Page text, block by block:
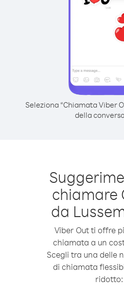
Seleziona “Chiamata Viber
della
chiamare
da
Viber Out ti offre
chiamata a un
Scegli tra una delle
di chiamata
ridotto: